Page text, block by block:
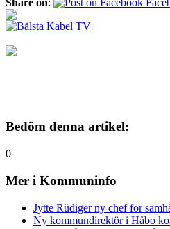
Bedöm denna artikel:
0
Mer i Kommuninfo
Jytte Rüdiger ny chef för
Ny kommundirektör i Håbo